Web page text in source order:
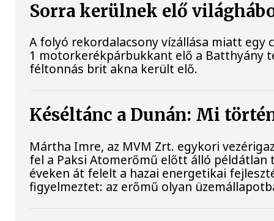
Sorra kerülnek elő
A folyó rekordalacsony vízállása miatt egy
1 motorkerékpárbukkant elő a Batthyány
féltonnás brit akna került elő.
Késéltánc a Dunán: Mi
Mártha Imre, az MVM Zrt. egykori
fel a Paksi Atomerőmű előtt álló példátlan
éveken át felelt a hazai energetikai
figyelmeztet: az erőmű olyan